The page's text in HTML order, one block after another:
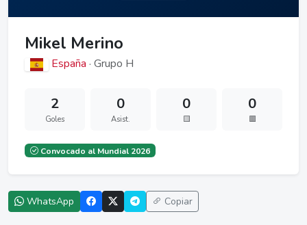
Mikel Merino
España · Grupo H
2
Goles
0
Asist.
0
🟨
0
🟥
Convocado al Mundial 2026
WhatsApp Copiar